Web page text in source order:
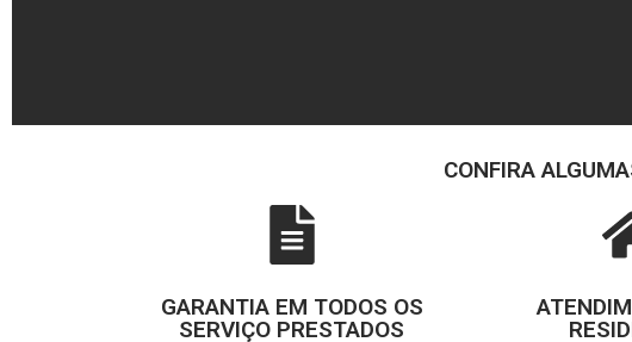
CONFIRA
GARANTIA EM TODOS OS
SERVIÇO PRESTADOS